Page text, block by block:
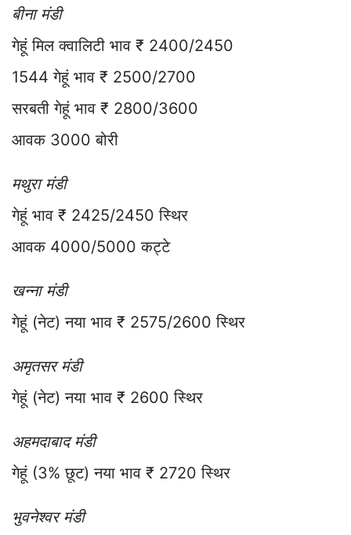
बीना मंडी
गेहूं मिल क्वालिटी भाव ₹ 2400/2450
1544 गेहूं भाव ₹ 2500/2700
सरबती गेहूं भाव ₹ 2800/3600
आवक 3000 बोरी
मथुरा मंडी
गेहूं भाव ₹ 2425/2450 स्थिर
आवक 4000/5000 कट्टे
खन्ना मंडी
गेहूं (नेट) नया भाव ₹ 2575/2600 स्थिर
अमृतसर मंडी
गेहूं (नेट) नया भाव ₹ 2600 स्थिर
अहमदाबाद मंडी
गेहूं (3% छूट) नया भाव ₹ 2720 स्थिर
भुवनेश्वर मंडी